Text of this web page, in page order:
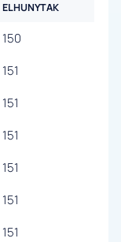
ELHUNYTAK
150
151
151
151
151
151
151